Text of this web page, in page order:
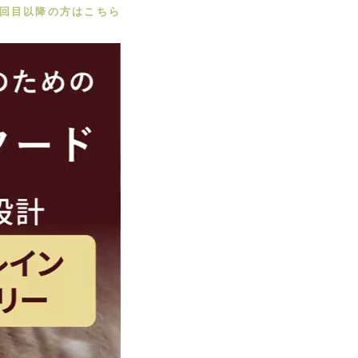
目以降の方はこちら